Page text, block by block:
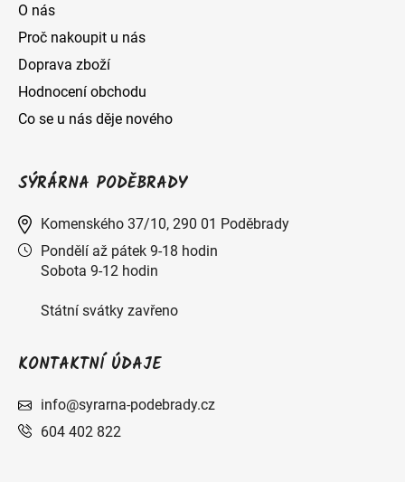
O nás
Proč nakoupit u nás
Doprava zboží
Hodnocení obchodu
Co se u nás děje nového
SÝRÁRNA PODĚBRADY
Komenského 37/10, 290 01 Poděbrady
Pondělí až pátek 9-18 hodin
Sobota 9-12 hodin
Státní svátky zavřeno
KONTAKTNÍ ÚDAJE
info@syrarna-podebrady.cz
604 402 822